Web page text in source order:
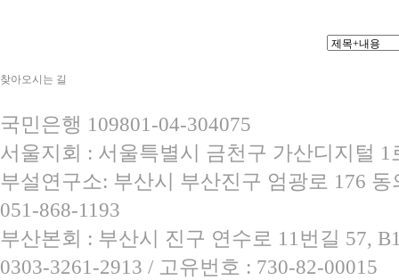
찾아오시는 길
국민은행 109801-04-304075
서울지회 : 서울특별시 금천구 가산디지털
부설연구소: 부산시 부산진구 엄광로 176
051-868-1193
부산본회 : 부산시 진구 연수로 11번길 57,
0303-3261-2913 / 고유번호 : 730-82-00015